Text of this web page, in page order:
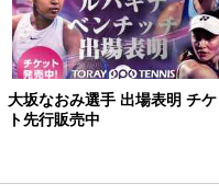
大坂なおみ選手 出場表明 チケ
ト先行販売中